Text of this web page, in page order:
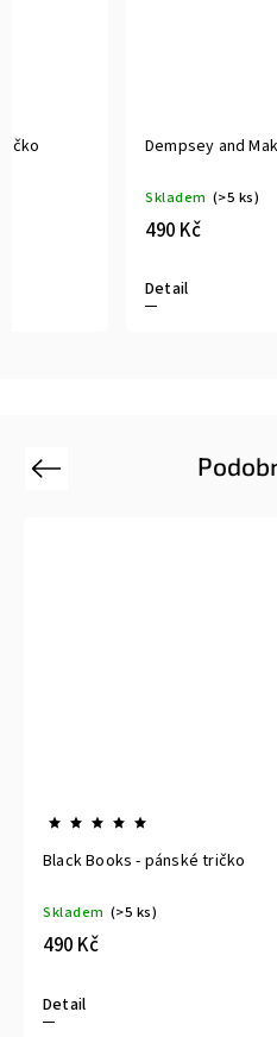
Dempsey and
Skladem (>5 ks)
490 Kč
Detail
Previous
Black Books - pánské tričko
Skladem (>5 ks)
490 Kč
Detail